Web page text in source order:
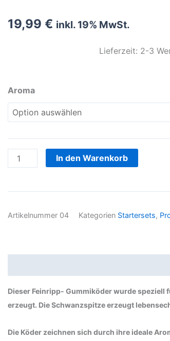
19,99 € inkl. 19% MwSt.
Lieferzeit: 2-3
Aroma
Starterset
Pro
Clowns
In den Warenkorb
Artikelnummer 04 Kategorien Startersets,
Dieser Feinripp- Gummiköder wurde speziell
erzeugt. Die Schwanzspitze erzeugt
Die Köder zeichnen sich durch ihre ideale